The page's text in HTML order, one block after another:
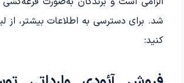
شد. برای دسترسی به اطلاعات بیشتر، از
کنید: